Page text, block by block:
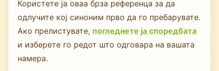
Користете ја оваа брза референца за да
одлучите кој синоним прво да го пребарувате.
Ако прелистувате, погледнете ја споредбата
и изберете го редот што одговара на вашата
намера.